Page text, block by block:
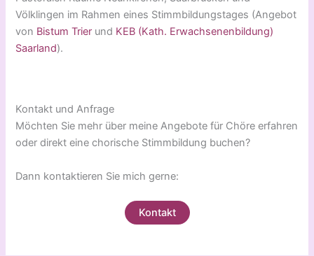
Völklingen im Rahmen eines Stimmbildungstages (Angebot
von Bistum Trier und KEB (Kath. Erwachsenenbildung)
Saarland).
Kontakt und Anfrage
Möchten Sie mehr über meine Angebote für Chöre erfahren
oder direkt eine chorische Stimmbildung buchen?
Dann kontaktieren Sie mich gerne:
Kontakt